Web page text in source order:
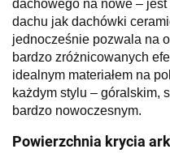
dachowego na nowe –
dachu jak dachówki
jednocześnie pozwala na
bardzo zróżnicowanych
idealnym materiałem na
każdym stylu – góralskim,
bardzo nowoczesnym.
Powierzchnia krycia